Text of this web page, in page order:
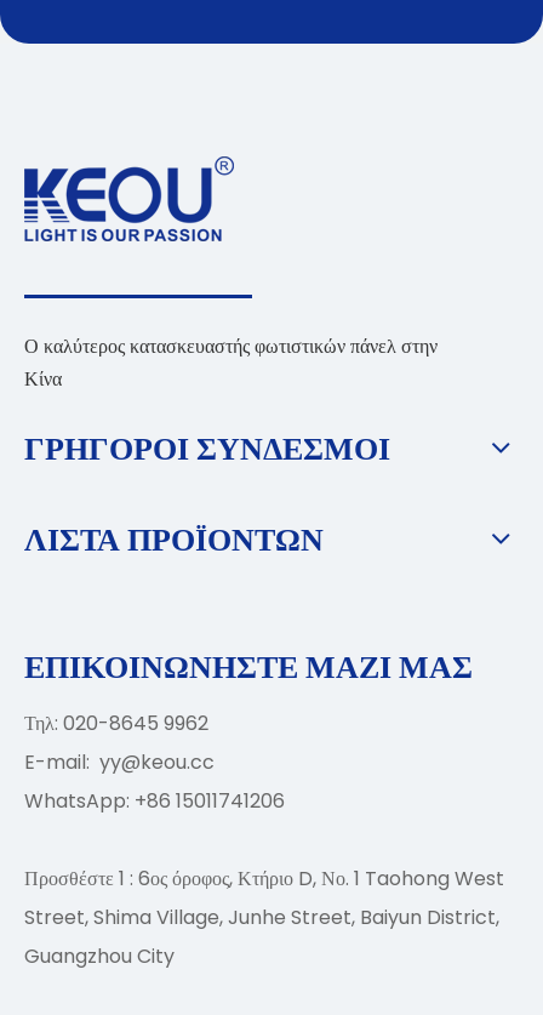
Ο καλύτερος κατασκευαστής φωτιστικών πάνελ στην
Κίνα
ΓΡΗΓΟΡΟΙ ΣΥΝΔΕΣΜΟΙ
ΛΙΣΤΑ ΠΡΟΪΟΝΤΩΝ
ΕΠΙΚΟΙΝΩΝΗΣΤΕ ΜΑΖΙ ΜΑΣ
Τηλ: 020-8645 9962
E-mail: yy@keou.cc
WhatsApp: +86 15011741206
Προσθέστε 1 : 6ος όροφος, Κτήριο D, Νο. 1 Taohong West
Street, Shima Village, Junhe Street, Baiyun District,
Guangzhou City